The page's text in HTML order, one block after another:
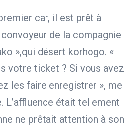
car, il est prêt à
de la compagnie
»,qui désert korhogo. «
votre ticket ? Si vous avez
les faire enregistrer », me
L’affluence était tellement
ne prêtait attention à son